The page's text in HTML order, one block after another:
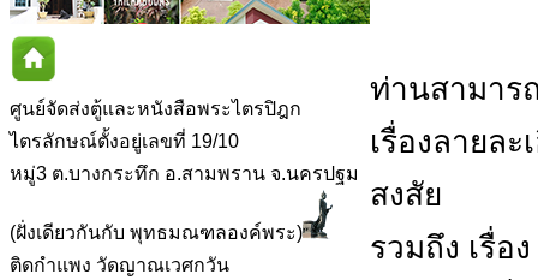
ศูนย์จัดส่งตู้และหนังสือพระไตรปิฎก
ไตรลักษณ์ตั้งอยู่เลขที่ 19/10
หมู่3 ต.บางกระทึก อ.สามพราน จ.นครปฐม
(ฝั่งเดียวกันกับ พุทธมณฑลองค์พระ)
ติดกำแพง วัดญาณเวศกวัน
ท่านสามาร
เรื่องลายล
สงสัย
รวมถึง เรื่อ